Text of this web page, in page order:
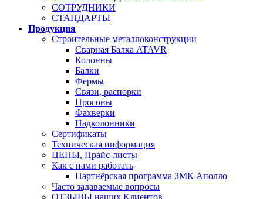
СОТРУДНИКИ
СТАНДАРТЫ
Продукция
Строительные металлоконструкции
Сварная Балка ATAVR
Колонны
Балки
Фермы
Связи, распорки
Прогоны
Фахверки
Надколонники
Сертификаты
Техническая информация
ЦЕНЫ, Прайс-листы
Как с нами работать
Партнёрская программа ЗМК Аполло
Часто задаваемые вопросы